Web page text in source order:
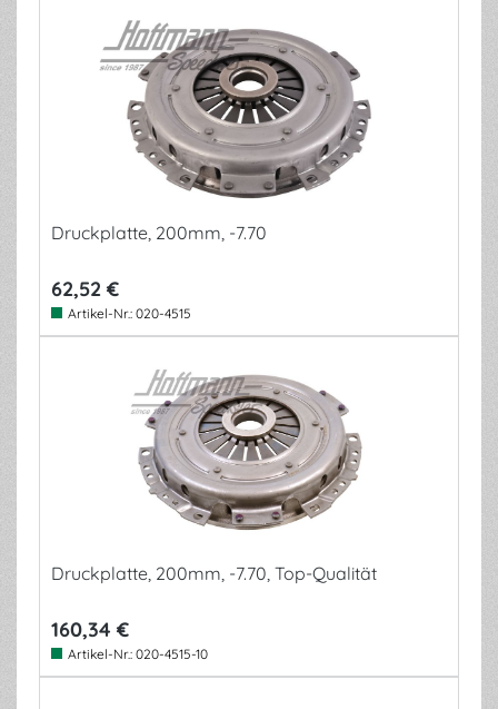
Druckplatte, 200mm, -7.70
62,52 €
Artikel-Nr.: 020-4515
Druckplatte, 200mm, -7.70, Top-Qualität
160,34 €
Artikel-Nr.: 020-4515-10